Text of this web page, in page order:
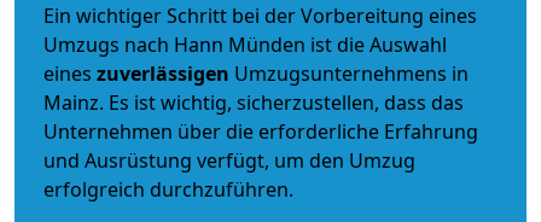
Ein wichtiger Schritt bei der Vorbereitung eines
Umzugs nach Hann Münden ist die Auswahl
eines zuverlässigen Umzugsunternehmens in
Mainz. Es ist wichtig, sicherzustellen, dass das
Unternehmen über die erforderliche Erfahrung
und Ausrüstung verfügt, um den Umzug
erfolgreich durchzuführen.